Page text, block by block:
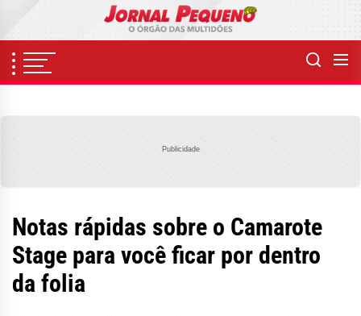
content
Publicidade
Notas rápidas sobre o Camarote
Stage para você ficar por dentro
da folia